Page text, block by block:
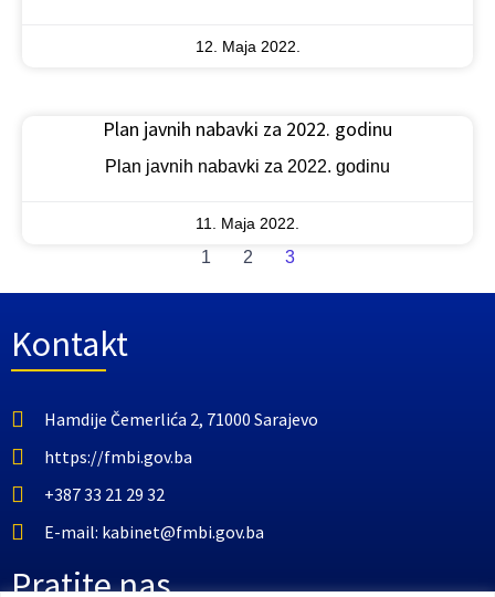
12. Maja 2022.
Plan javnih nabavki za 2022. godinu
Plan javnih nabavki za 2022. godinu
11. Maja 2022.
1 2 3
Kontakt
Hamdije Čemerlića 2, 71000 Sarajevo
https://fmbi.gov.ba
+387 33 21 29 32
E-mail: kabinet@fmbi.gov.ba
Pratite nas